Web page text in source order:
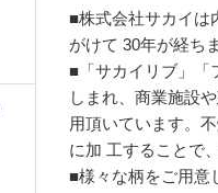
■株式会社サカイは
がけて 30年が経ち
■「サカイリブ」「
しまれ、商業施設
用頂いています。
に加 工することで
■様々な柄をご用意